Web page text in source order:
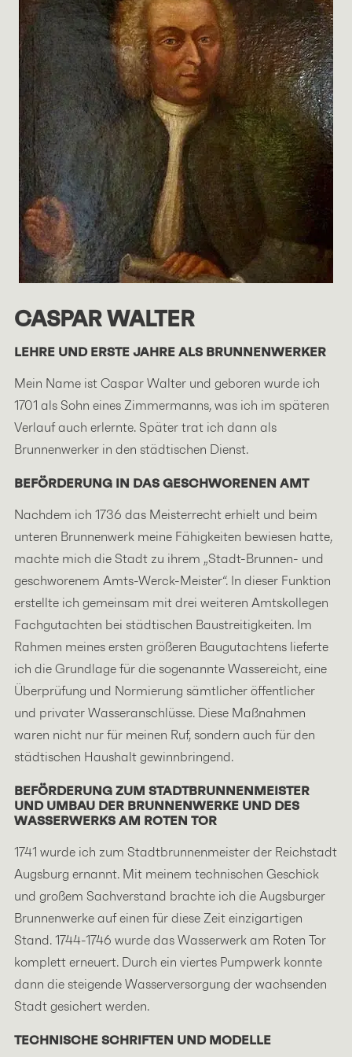
CASPAR WALTER
LEHRE UND ERSTE JAHRE ALS BRUNNENWERKER
Mein Name ist Caspar Walter und geboren wurde ich
1701 als Sohn eines Zimmermanns, was ich im späteren
Verlauf auch erlernte. Später trat ich dann als
Brunnenwerker in den städtischen Dienst.
BEFÖRDERUNG IN DAS GESCHWORENEN AMT
Nachdem ich 1736 das Meisterrecht erhielt und beim
unteren Brunnenwerk meine Fähigkeiten bewiesen hatte,
machte mich die Stadt zu ihrem „Stadt-Brunnen- und
geschworenem Amts-Werck-Meister“. In dieser Funktion
erstellte ich gemeinsam mit drei weiteren Amtskollegen
Fachgutachten bei städtischen Baustreitigkeiten. Im
Rahmen meines ersten größeren Baugutachtens lieferte
ich die Grundlage für die sogenannte Wassereicht, eine
Überprüfung und Normierung sämtlicher öffentlicher
und privater Wasseranschlüsse. Diese Maßnahmen
waren nicht nur für meinen Ruf, sondern auch für den
städtischen Haushalt gewinnbringend.
BEFÖRDERUNG ZUM STADTBRUNNENMEISTER
UND UMBAU DER BRUNNENWERKE UND DES
WASSERWERKS AM ROTEN TOR
1741 wurde ich zum Stadtbrunnenmeister der Reichstadt
Augsburg ernannt. Mit meinem technischen Geschick
und großem Sachverstand brachte ich die Augsburger
Brunnenwerke auf einen für diese Zeit einzigartigen
Stand. 1744-1746 wurde das Wasserwerk am Roten Tor
komplett erneuert. Durch ein viertes Pumpwerk konnte
dann die steigende Wasserversorgung der wachsenden
Stadt gesichert werden.
TECHNISCHE SCHRIFTEN UND MODELLE